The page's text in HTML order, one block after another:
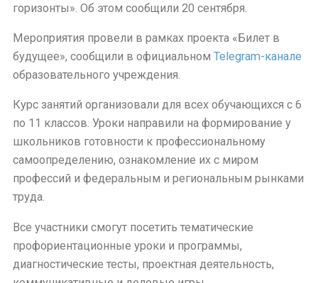
горизонты». Об этом сообщили 20 сентября.
Мероприятия провели в рамках проекта «Билет в
будущее», сообщили в официальном Telegram-канале
образовательного учреждения.
Курс занятий организовали для всех обучающихся с 6
по 11 классов. Уроки направили на формирование у
школьников готовности к профессиональному
самоопределению, ознакомление их с миром
профессий и федеральным и региональным рынками
труда.
Все участники смогут посетить тематические
профориентационные уроки и программы,
диагностические тесты, проектная деятельность,